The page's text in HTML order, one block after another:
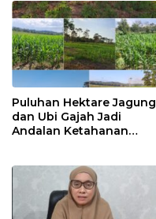
Puluhan Hektare Jagung
dan Ubi Gajah Jadi
Andalan Ketahanan